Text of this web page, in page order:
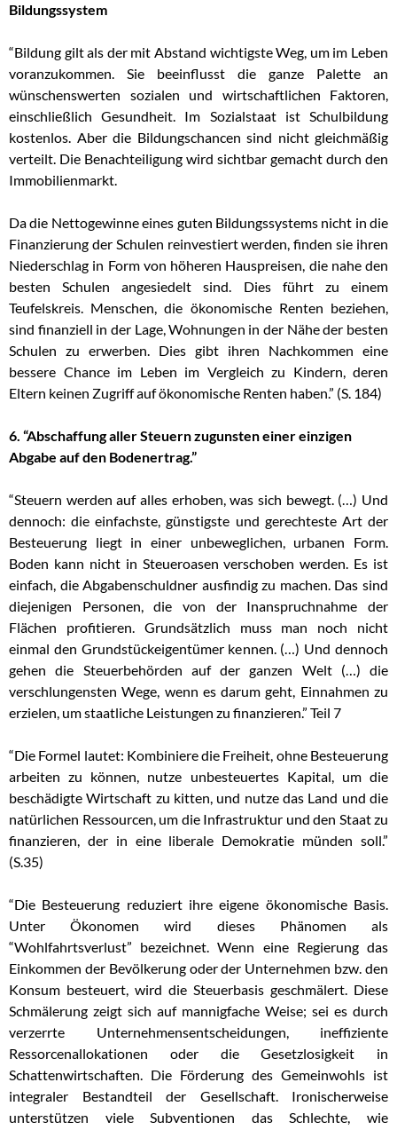
Bildungssystem
“Bildung gilt als der mit Abstand wichtigste Weg, um im Leben
voranzukommen. Sie beeinflusst die ganze Palette an
wünschenswerten sozialen und wirtschaftlichen Faktoren,
einschließlich Gesundheit. Im Sozialstaat ist Schulbildung
kostenlos. Aber die Bildungschancen sind nicht gleichmäßig
verteilt. Die Benachteiligung wird sichtbar gemacht durch den
Immobilienmarkt.
Da die Nettogewinne eines guten Bildungssystems nicht in die
Finanzierung der Schulen reinvestiert werden, finden sie ihren
Niederschlag in Form von höheren Hauspreisen, die nahe den
besten Schulen angesiedelt sind. Dies führt zu einem
Teufelskreis. Menschen, die ökonomische Renten beziehen,
sind finanziell in der Lage, Wohnungen in der Nähe der besten
Schulen zu erwerben. Dies gibt ihren Nachkommen eine
bessere Chance im Leben im Vergleich zu Kindern, deren
Eltern keinen Zugriff auf ökonomische Renten haben.” (S. 184)
6. “Abschaffung aller Steuern zugunsten einer einzigen
Abgabe auf den Bodenertrag.”
“Steuern werden auf alles erhoben, was sich bewegt. (…) Und
dennoch: die einfachste, günstigste und gerechteste Art der
Besteuerung liegt in einer unbeweglichen, urbanen Form.
Boden kann nicht in Steueroasen verschoben werden. Es ist
einfach, die Abgabenschuldner ausfindig zu machen. Das sind
diejenigen Personen, die von der Inanspruchnahme der
Flächen profitieren. Grundsätzlich muss man noch nicht
einmal den Grundstückeigentümer kennen. (…) Und dennoch
gehen die Steuerbehörden auf der ganzen Welt (…) die
verschlungensten Wege, wenn es darum geht, Einnahmen zu
erzielen, um staatliche Leistungen zu finanzieren.” Teil 7
“Die Formel lautet: Kombiniere die Freiheit, ohne Besteuerung
arbeiten zu können, nutze unbesteuertes Kapital, um die
beschädigte Wirtschaft zu kitten, und nutze das Land und die
natürlichen Ressourcen, um die Infrastruktur und den Staat zu
finanzieren, der in eine liberale Demokratie münden soll.”
(S.35)
“Die Besteuerung reduziert ihre eigene ökonomische Basis.
Unter Ökonomen wird dieses Phänomen als
“Wohlfahrtsverlust” bezeichnet. Wenn eine Regierung das
Einkommen der Bevölkerung oder der Unternehmen bzw. den
Konsum besteuert, wird die Steuerbasis geschmälert. Diese
Schmälerung zeigt sich auf mannigfache Weise; sei es durch
verzerrte Unternehmensentscheidungen, ineffiziente
Ressorcenallokationen oder die Gesetzlosigkeit in
Schattenwirtschaften. Die Förderung des Gemeinwohls ist
integraler Bestandteil der Gesellschaft. Ironischerweise
unterstützen viele Subventionen das Schlechte, wie